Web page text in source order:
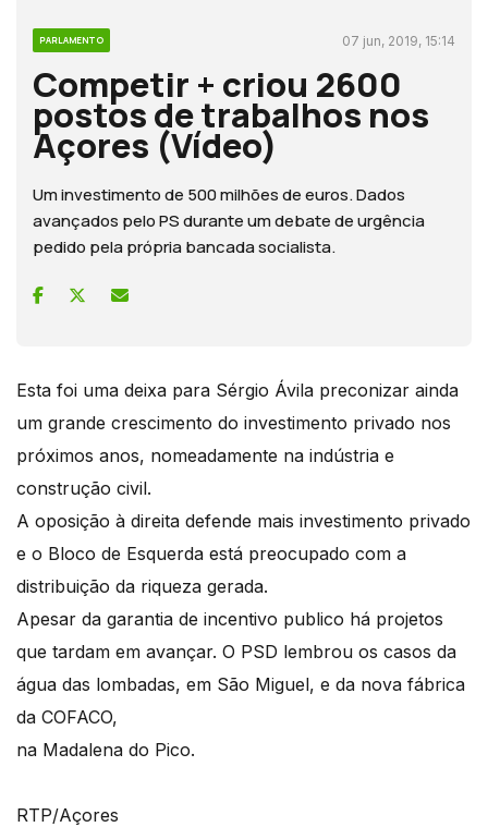
PARLAMENTO 07 jun, 2019, 15:14
Competir + criou 2600
postos de trabalhos nos
Açores (Vídeo)
Um investimento de 500 milhões de euros. Dados
avançados pelo PS durante um debate de urgência
pedido pela própria bancada socialista.
Esta foi uma deixa para Sérgio Ávila preconizar ainda
um grande crescimento do investimento privado nos
próximos anos, nomeadamente na indústria e
construção civil.
A oposição à direita defende mais investimento privado
e o Bloco de Esquerda está preocupado com a
distribuição da riqueza gerada.
Apesar da garantia de incentivo publico há projetos
que tardam em avançar. O PSD lembrou os casos da
água das lombadas, em São Miguel, e da nova fábrica
da COFACO,
na Madalena do Pico.
RTP/Açores